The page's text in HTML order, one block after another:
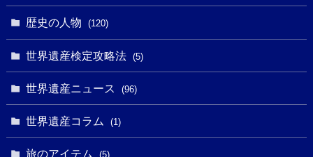
(5)
(4)
(13)
(2)
(6)
(1)
(27)
(10)(9)
(3)
歴史の人物 (120)
世界遺産検定攻略法 (5)
世界遺産ニュース (96)
世界遺産コラム (1)
旅のアイテム (5)